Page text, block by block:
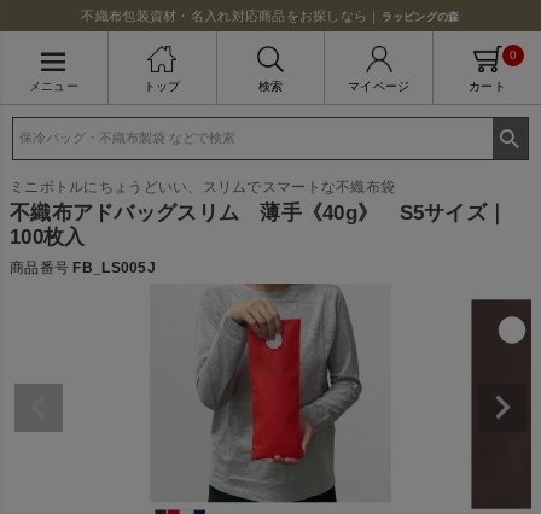
不織布包装資材・名入れ対応商品をお探しなら｜ ラッピングの森
メニュー トップ 検索 マイページ カート
0
ミニボトルにちょうどいい、スリムでスマートな不織布袋
不織布アドバッグスリム 薄手《40g》 S5サイズ｜
100枚入
商品番号 FB_LS005J